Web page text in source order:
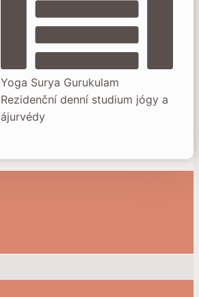
Yoga Surya Gurukulam
Rezidenční denní studium jógy a
ájurvédy